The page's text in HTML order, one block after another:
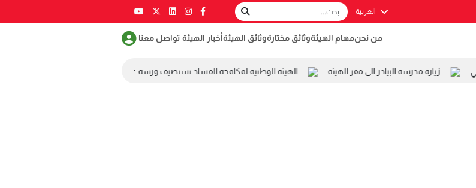
العربية
من نحنمهام الهيئةوثائق مختارةوثائق الهيئةأخبار الهيئة تواصل معنا
زيارة مدرسة البيادر الى مقر الهيئة الهيئة الوطنية لمكافحة الفساد تستضيف ورشة عمل ضمن مسابقة طلابية لمكافحة